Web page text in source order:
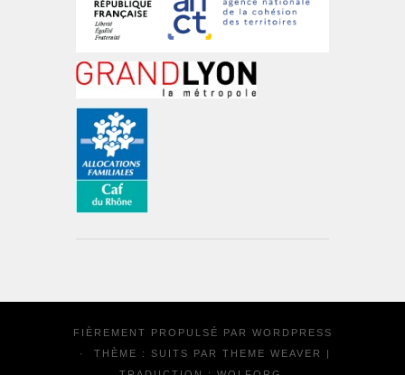
FIÈREMENT PROPULSÉ PAR WORDPRESS
·
THÈME : SUITS PAR THEME WEAVER